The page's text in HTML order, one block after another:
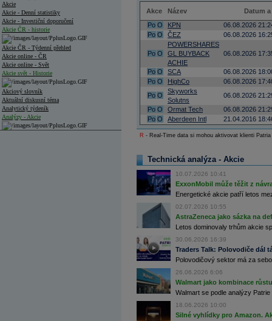
Akcie
Akcie - Denní statistiky
Akcie - Investiční doporučení
Akcie ČR - historie
Akcie ČR - Týdenní přehled
Akcie online - ČR
Akcie online - Svět
Akcie svět - Historie
Akciový slovník
Aktuální diskusní téma
Analytický týdeník
Analýzy - Akcie
Akce Název
Datum
Po O KPN
06.08.2026
Po O ČEZ 06.08.2026
Po O
POWERSHARES
GL BUYBACK
ACHIE
06.08.2026
Po O SCA
06.08.2026
Po O HighCo
06.08.2026
Po O
Skyworks
Solutns
06.08.2026
Po O Ormat Tech
06.08.2026
Po O Aberdeen Intl 21.04.2016
R - Real-Time data si mohou aktivovat klienti
Technická analýza - Akcie
10.07.2026 10:41
ExxonMobil může těžit z
Energetické akcie patří letos
02.07.2026 10:55
AstraZeneca jako sázka na
Letos dominovaly trhům akcie
30.06.2026 16:39
Traders Talk: Polovodiče dál
Polovodičový sektor má za
26.06.2026 6:06
Walmart jako kombinace
Walmart se podle analýzy
18.06.2026 10:00
Silné vyhlídky pro Amazon.